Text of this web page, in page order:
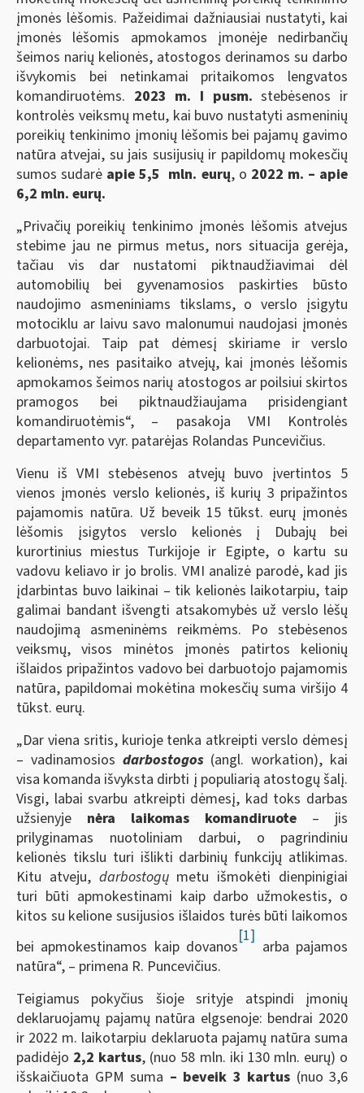
įmonės lėšomis. Pažeidimai dažniausiai nustatyti, kai
įmonės lėšomis apmokamos įmonėje nedirbančių
šeimos narių kelionės, atostogos derinamos su darbo
išvykomis bei netinkamai pritaikomos lengvatos
komandiruotėms. 2023 m. I pusm.stebėsenos ir
kontrolės veiksmų metu, kai buvo nustatyti asmeninių
poreikių tenkinimo įmonių lėšomis bei pajamų gavimo
natūra atvejai, su jais susijusių ir papildomų mokesčių
sumos sudarė apie 5,5 mln. eurų, o 2022 m. – apie
6,2 mln. eurų.
„Privačių poreikių tenkinimo įmonės lėšomis atvejus
stebime jau ne pirmus metus, nors situacija gerėja,
tačiau vis dar nustatomi piktnaudžiavimai dėl
automobilių bei gyvenamosios paskirties būsto
naudojimo asmeniniams tikslams, o verslo įsigytu
motociklu ar laivu savo malonumui naudojasi įmonės
darbuotojai. Taip pat dėmesį skiriame ir verslo
kelionėms, nes pasitaiko atvejų, kai įmonės lėšomis
apmokamos šeimos narių atostogos ar poilsiui skirtos
pramogos bei piktnaudžiaujama prisidengiant
komandiruotėmis“, – pasakoja VMI Kontrolės
departamento vyr. patarėjas Rolandas Puncevičius.
Vienu iš VMI stebėsenos atvejų buvo įvertintos 5
vienos įmonės verslo kelionės, iš kurių 3 pripažintos
pajamomis natūra. Už beveik 15 tūkst. eurų įmonės
lėšomis įsigytos verslo kelionės į Dubajų bei
kurortinius miestus Turkijoje ir Egipte, o kartu su
vadovu keliavo ir jo brolis. VMI analizė parodė, kad jis
įdarbintas buvo laikinai – tik kelionės laikotarpiu, taip
galimai bandant išvengti atsakomybės už verslo lėšų
naudojimą asmeninėms reikmėms. Po stebėsenos
veiksmų, visos minėtos įmonės patirtos kelionių
išlaidos pripažintos vadovo bei darbuotojo pajamomis
natūra, papildomai mokėtina mokesčių suma viršijo 4
tūkst. eurų.
„Dar viena sritis, kurioje tenka atkreipti verslo dėmesį
– vadinamosios darbostogos (angl. workation), kai
visa komanda išvyksta dirbti į populiarią atostogų šalį.
Visgi, labai svarbu atkreipti dėmesį, kad toks darbas
užsienyje nėra laikomas komandiruote – jis
prilyginamas nuotoliniam darbui, o pagrindiniu
kelionės tikslu turi išlikti darbinių funkcijų atlikimas.
Kitu atveju, darbostogųmetu išmokėti dienpinigiai
turi būti apmokestinami kaip darbo užmokestis, o
kitos su kelione susijusios išlaidos turės būti laikomos
bei apmokestinamos kaip dovanos
[1]
arba pajamos
natūra“, – primena R. Puncevičius.
Teigiamus pokyčius šioje srityje atspindi įmonių
deklaruojamų pajamų natūra elgsenoje: bendrai 2020
ir 2022 m. laikotarpiu deklaruota pajamų natūra suma
padidėjo 2,2 kartus, (nuo 58 mln. iki 130 mln. eurų) o
išskaičiuota GPM suma – beveik 3 kartus (nuo 3,6